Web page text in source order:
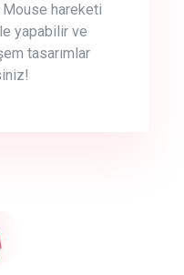
Mouse hareketi
yapabilir ve
tasarımlar